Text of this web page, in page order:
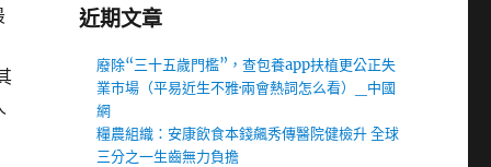
近期文章
廢除“三十五歲門檻”，查包養app扶植更公正失
業市場（平易近生不雅·兩會熱詞怎么看）_中國
網
糧農組織：安康飲食本錢飆秀傳醫院健檢升 全球
三分之一生齒無力負擔